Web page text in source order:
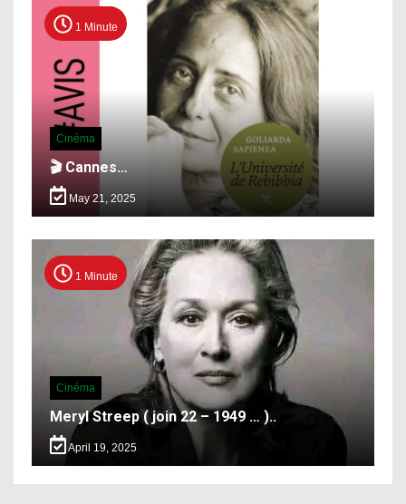
1 Minute
Cinéma
🎬 Cannes…
May 21, 2025
1 Minute
Cinéma
Meryl Streep ( join 22 – 1949 … )..
April 19, 2025